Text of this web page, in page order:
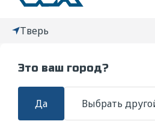
Это ваш город?
Да Выбрать
Тверь
Контакты